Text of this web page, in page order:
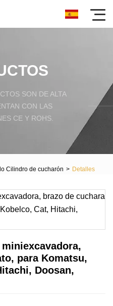
SON DE ALTA
CON LAS
CE Y ROHS.
Cilindro de cucharón > Detalles
para Komatsu,
Doosan,